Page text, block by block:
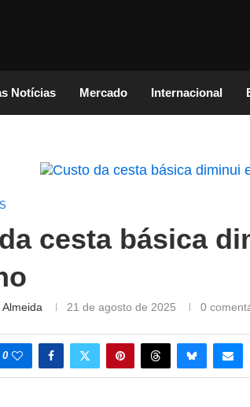
Notícias Mercado Internacional
cesta básica
21 de agosto de 2025 0
0